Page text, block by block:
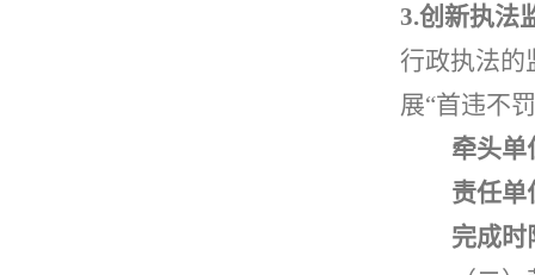
3.创新执法
行政执法的
展“首违不罚
牵头单
责任单
完成时